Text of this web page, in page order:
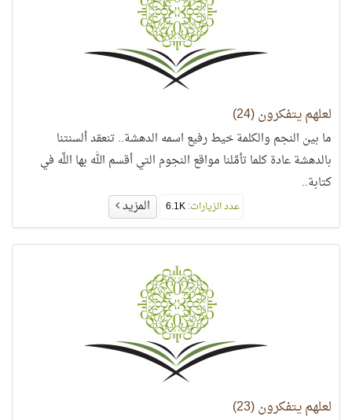
لعلهم يتفكرون (24)
ما بين النجم والكلمة خيط رفيع اسمه الدهشة.. تنعقد ألسنتنا
بالدهشة عادة كلما تأمَّلنا مواقع النجوم التي أقسم الله بها اللَّه في
كتابة..
عدد الزيارات: المزيد
لعلهم يتفكرون (23)